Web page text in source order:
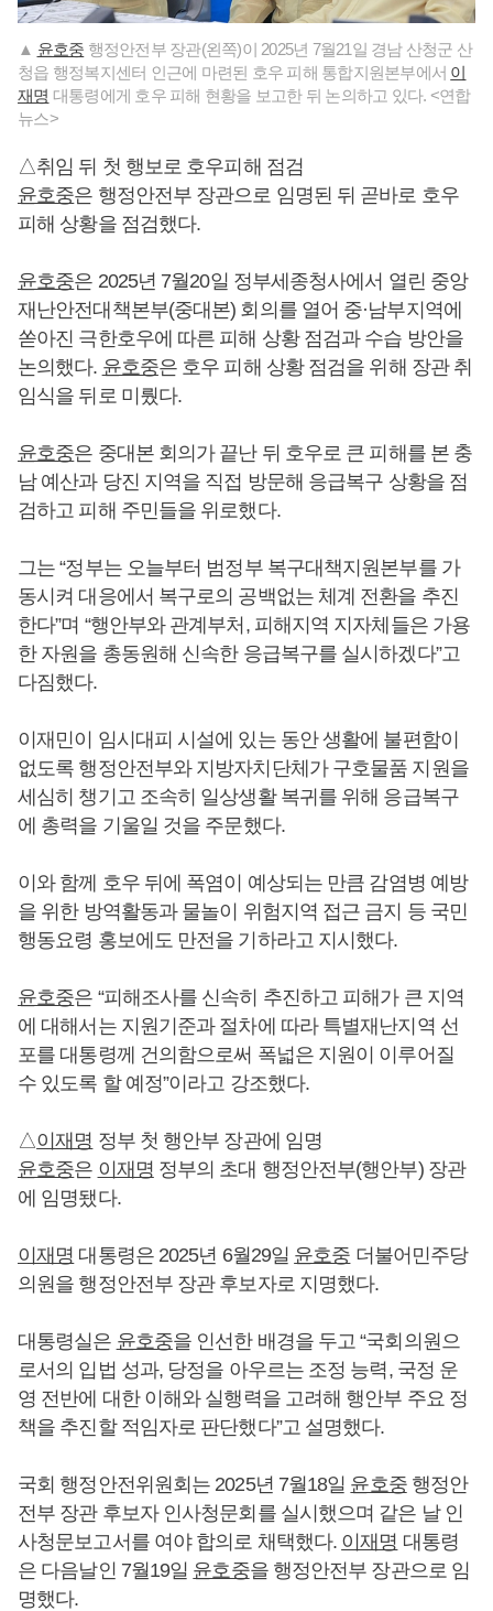
▲ 윤호중 행정안전부 장관(왼쪽)이 2025년 7월21일 경남 산청군 산
청읍 행정복지센터 인근에 마련된 호우 피해 통합지원본부에서 이
재명 대통령에게 호우 피해 현황을 보고한 뒤 논의하고 있다. <연합
뉴스>
△취임 뒤 첫 행보로 호우피해 점검
윤호중은 행정안전부 장관으로 임명된 뒤 곧바로 호우
피해 상황을 점검했다.
윤호중은 2025년 7월20일 정부세종청사에서 열린 중앙
재난안전대책본부(중대본) 회의를 열어 중·남부지역에
쏟아진 극한호우에 따른 피해 상황 점검과 수습 방안을
논의했다. 윤호중은 호우 피해 상황 점검을 위해 장관 취
임식을 뒤로 미뤘다.
윤호중은 중대본 회의가 끝난 뒤 호우로 큰 피해를 본 충
남 예산과 당진 지역을 직접 방문해 응급복구 상황을 점
검하고 피해 주민들을 위로했다.
그는 “정부는 오늘부터 범정부 복구대책지원본부를 가
동시켜 대응에서 복구로의 공백없는 체계 전환을 추진
한다”며 “행안부와 관계부처, 피해지역 지자체들은 가용
한 자원을 총동원해 신속한 응급복구를 실시하겠다”고
다짐했다.
이재민이 임시대피 시설에 있는 동안 생활에 불편함이
없도록 행정안전부와 지방자치단체가 구호물품 지원을
세심히 챙기고 조속히 일상생활 복귀를 위해 응급복구
에 총력을 기울일 것을 주문했다.
이와 함께 호우 뒤에 폭염이 예상되는 만큼 감염병 예방
을 위한 방역활동과 물놀이 위험지역 접근 금지 등 국민
행동요령 홍보에도 만전을 기하라고 지시했다.
윤호중은 “피해조사를 신속히 추진하고 피해가 큰 지역
에 대해서는 지원기준과 절차에 따라 특별재난지역 선
포를 대통령께 건의함으로써 폭넓은 지원이 이루어질
수 있도록 할 예정”이라고 강조했다.
△이재명 정부 첫 행안부 장관에 임명
윤호중은 이재명 정부의 초대 행정안전부(행안부) 장관
에 임명됐다.
이재명 대통령은 2025년 6월29일 윤호중 더불어민주당
의원을 행정안전부 장관 후보자로 지명했다.
대통령실은 윤호중을 인선한 배경을 두고 “국회의원으
로서의 입법 성과, 당정을 아우르는 조정 능력, 국정 운
영 전반에 대한 이해와 실행력을 고려해 행안부 주요 정
책을 추진할 적임자로 판단했다”고 설명했다.
국회 행정안전위원회는 2025년 7월18일 윤호중행정안
전부 장관 후보자 인사청문회를 실시했으며 같은 날 인
사청문보고서를 여야 합의로 채택했다. 이재명 대통령
은 다음날인 7월19일 윤호중을 행정안전부 장관으로 임
명했다.